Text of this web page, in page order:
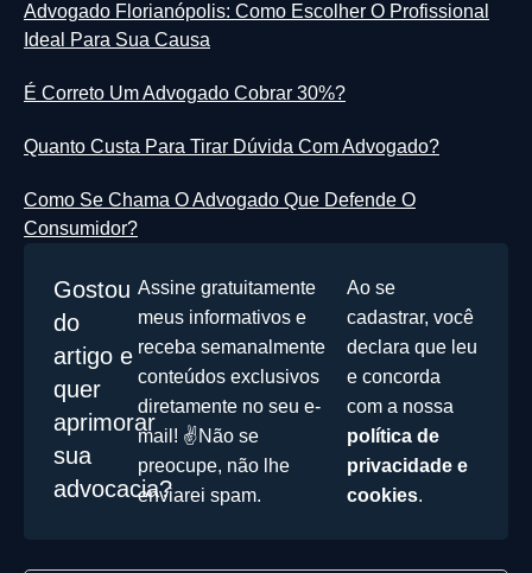
Advogado Florianópolis: Como Escolher O Profissional
Ideal Para Sua Causa
É Correto Um Advogado Cobrar 30%?
Quanto Custa Para Tirar Dúvida Com Advogado?
Como Se Chama O Advogado Que Defende O
Consumidor?
Gostou
do
artigo e
quer
aprimorar
sua
advocacia?
Assine gratuitamente
meus informativos e
receba semanalmente
conteúdos exclusivos
diretamente no seu e-
mail! ✌️Não se
preocupe, não lhe
enviarei spam.
Ao se
cadastrar, você
declara que leu
e concorda
com a nossa
política de
privacidade e
cookies.